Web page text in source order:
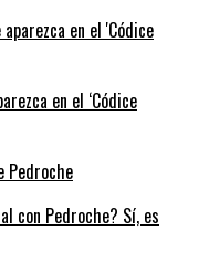
en el ‘Códice
con Pedroche? Sí, es